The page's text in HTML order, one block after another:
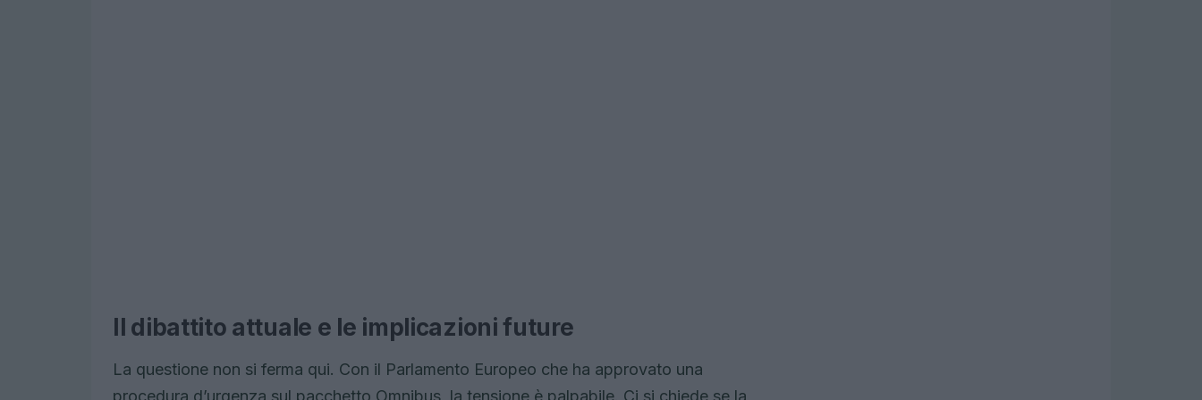
Il dibattito attuale e le implicazioni future
La questione non si ferma qui. Con il Parlamento Europeo che ha approvato una